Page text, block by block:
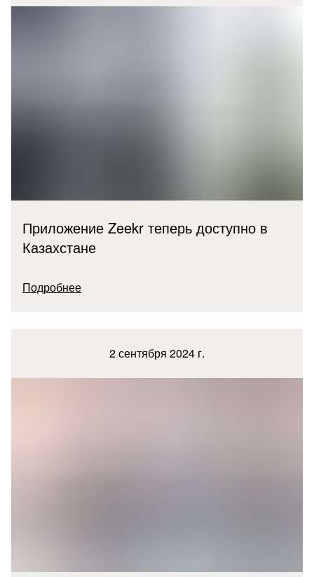
Приложение Zeekr теперь доступно в
Казахстане
Подробнее
2 сентября 2024 г.